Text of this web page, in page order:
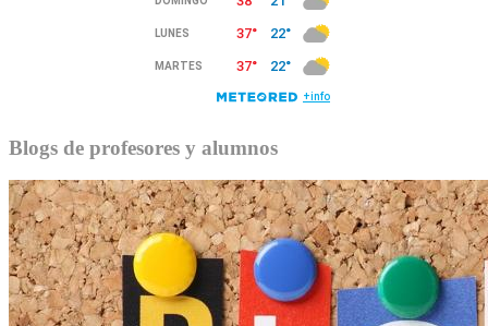
Blogs de profesores y alumnos